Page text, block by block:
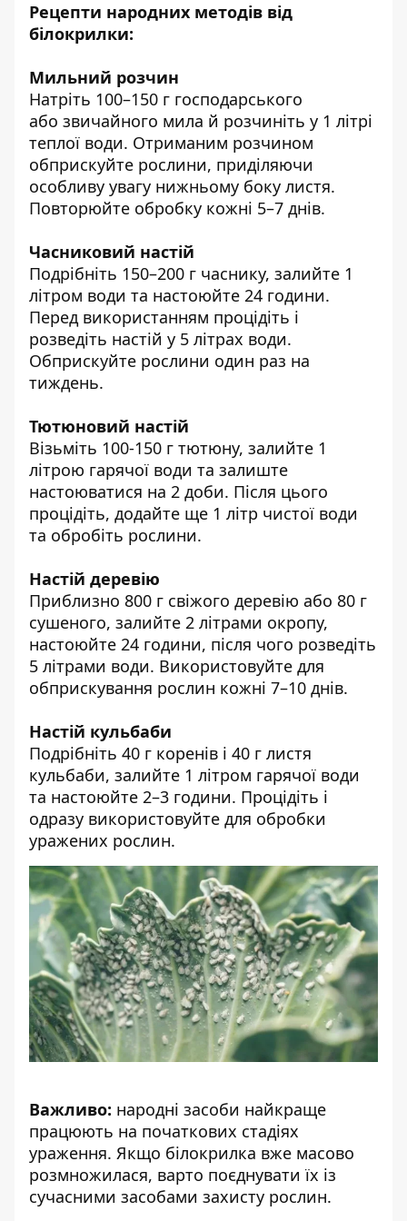
Рецепти народних методів від
білокрилки:
Мильний розчин
Натріть 100–150 г господарського
або звичайного мила й розчиніть у 1 літрі
теплої води. Отриманим розчином
обприскуйте рослини, приділяючи
особливу увагу нижньому боку листя.
Повторюйте обробку кожні 5–7 днів.
Часниковий настій
Подрібніть 150–200 г часнику, залийте 1
літром води та настоюйте 24 години.
Перед використанням процідіть і
розведіть настій у 5 літрах води.
Обприскуйте рослини один раз на
тиждень.
Тютюновий настій
Візьміть 100-150 г тютюну, залийте 1
літрою гарячої води та залиште
настоюватися на 2 доби. Після цього
процідіть, додайте ще 1 літр чистої води
та обробіть рослини.
Настій деревію
Приблизно 800 г свіжого деревію або 80 г
сушеного, залийте 2 літрами окропу,
настоюйте 24 години, після чого розведіть
5 літрами води. Використовуйте для
обприскування рослин кожні 7–10 днів.
Настій кульбаби
Подрібніть 40 г коренів і 40 г листя
кульбаби, залийте 1 літром гарячої води
та настоюйте 2–3 години. Процідіть і
одразу використовуйте для обробки
уражених рослин.
Важливо: народні засоби найкраще
працюють на початкових стадіях
ураження. Якщо білокрилка вже масово
розмножилася, варто поєднувати їх із
сучасними засобами захисту рослин.